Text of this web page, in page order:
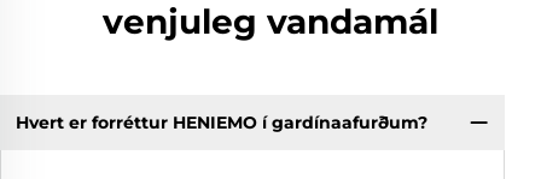
venjuleg vandamál
Hvert er forréttur HENIEMO í gardínaafurðum?